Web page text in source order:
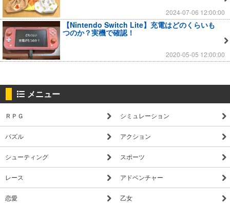
2024-07-06 12:00:00
【Nintendo Switch Lite】充電はどのくらいも
つのか？実機で確認！
2020-05-05 12:00:00
メニュー
ＲＰＧ シミュレーション
パズル アクション
シューティング スポーツ
レース アドベンチャー
恋愛 乙女